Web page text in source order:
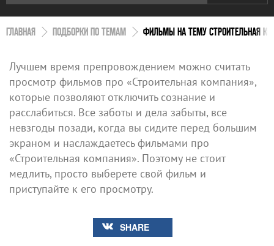
ГЛАВНАЯ ПОДБОРКИ ПО ТЕМАМ ФИЛЬМЫ НА ТЕМУ СТРОИТЕЛЬНАЯ
Лучшем время препровождением можно считать
просмотр фильмов про «Строительная компания»,
которые позволяют отключить сознание и
расслабиться. Все заботы и дела забыты, все
невзгоды позади, когда вы сидите перед большим
экраном и наслаждаетесь фильмами про
«Строительная компания». Поэтому не стоит
медлить, просто выберете свой фильм и
приступайте к его просмотру.
SHARE